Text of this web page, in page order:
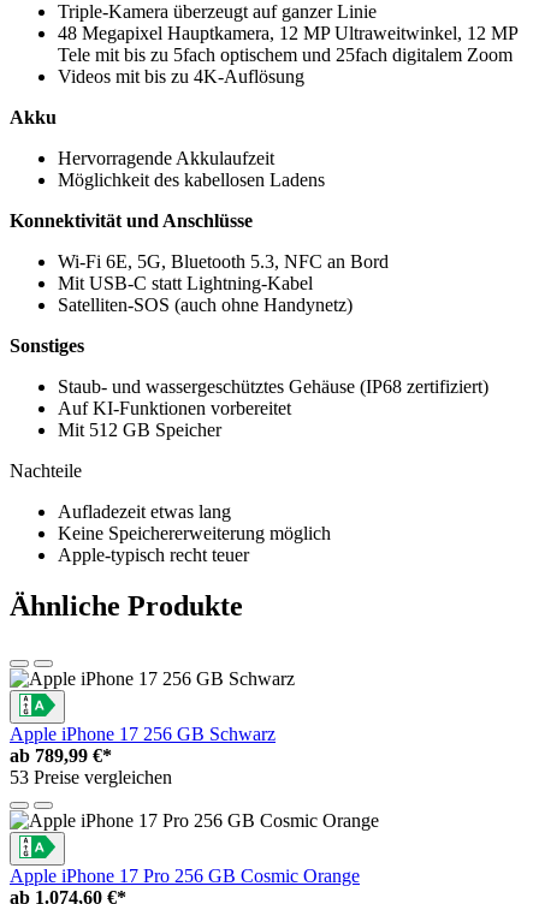
Triple-Kamera überzeugt auf ganzer Linie
48 Megapixel Hauptkamera, 12 MP Ultraweitwinkel, 12 MP
Tele mit bis zu 5fach optischem und 25fach digitalem Zoom
Videos mit bis zu 4K-Auflösung
Akku
Hervorragende Akkulaufzeit
Möglichkeit des kabellosen Ladens
Konnektivität und Anschlüsse
Wi-Fi 6E, 5G, Bluetooth 5.3, NFC an Bord
Mit USB-C statt Lightning-Kabel
Satelliten-SOS (auch ohne Handynetz)
Sonstiges
Staub- und wassergeschütztes Gehäuse (IP68 zertifiziert)
Auf KI-Funktionen vorbereitet
Mit 512 GB Speicher
Nachteile
Aufladezeit etwas lang
Keine Speichererweiterung möglich
Apple-typisch recht teuer
Ähnliche Produkte
Apple iPhone 17 256 GB Schwarz
ab 789,99 €*
53 Preise vergleichen
Apple iPhone 17 Pro 256 GB Cosmic Orange
ab 1.074,60 €*